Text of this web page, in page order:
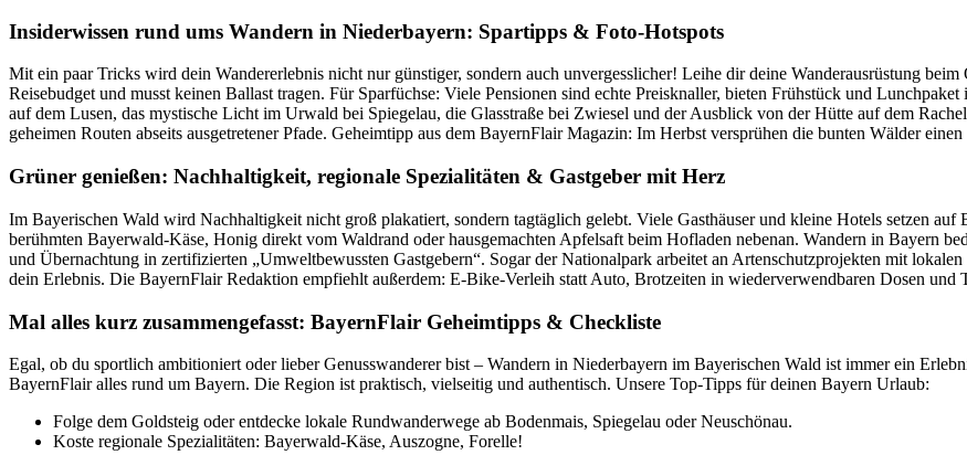
Insiderwissen rund ums Wandern in Niederbayern: Spartipps & Foto-Hotspots
Mit ein paar Tricks wird dein Wandererlebnis nicht nur günstiger, sondern auch unvergesslicher! Leihe dir deine Wanderausrüstung
Reisebudget und musst keinen Ballast tragen. Für Sparfüchse: Viele Pensionen sind echte Preisknaller, bieten Frühstück und
auf dem Lusen, das mystische Licht im Urwald bei Spiegelau, die Glasstraße bei Zwiesel und der Ausblick von der Hütte auf dem
geheimen Routen abseits ausgetretener Pfade. Geheimtipp aus dem BayernFlair Magazin: Im Herbst versprühen die bunten Wälder
Grüner genießen: Nachhaltigkeit, regionale Spezialitäten & Gastgeber mit Herz
Im Bayerischen Wald wird Nachhaltigkeit nicht groß plakatiert, sondern tagtäglich gelebt. Viele Gasthäuser und kleine Hotels setzen
berühmten Bayerwald-Käse, Honig direkt vom Waldrand oder hausgemachten Apfelsaft beim Hofladen nebenan. Wandern in Bayern
und Übernachtung in zertifizierten „Umweltbewussten Gastgebern“. Sogar der Nationalpark arbeitet an Artenschutzprojekten mit
dein Erlebnis. Die BayernFlair Redaktion empfiehlt außerdem: E-Bike-Verleih statt Auto, Brotzeiten in wiederverwendbaren Dosen
Mal alles kurz zusammengefasst: BayernFlair Geheimtipps & Checkliste
Egal, ob du sportlich ambitioniert oder lieber Genusswanderer bist – Wandern in Niederbayern im Bayerischen Wald ist immer ein
BayernFlair alles rund um Bayern. Die Region ist praktisch, vielseitig und authentisch. Unsere Top-Tipps für deinen Bayern Urlaub:
Folge dem Goldsteig oder entdecke lokale Rundwanderwege ab Bodenmais, Spiegelau oder Neuschönau.
Koste regionale Spezialitäten: Bayerwald-Käse, Auszogne, Forelle!